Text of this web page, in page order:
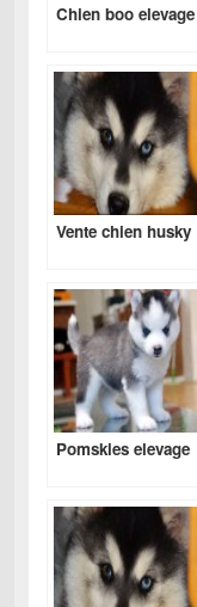
Chien boo elevage
Vente chien husky
Pomskies elevage